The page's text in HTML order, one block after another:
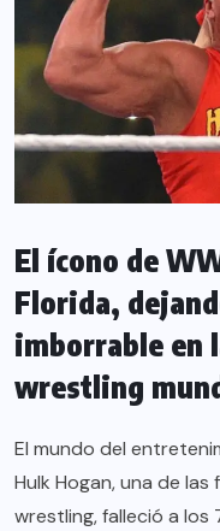
El ícono de
Florida,
imborrable en
wrestling
El mundo del
Hulk Hogan, una de
wrestling, falleció a los